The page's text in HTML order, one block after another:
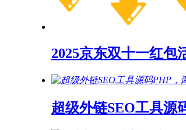
2025京东双十一红包
超级外链SEO工具源